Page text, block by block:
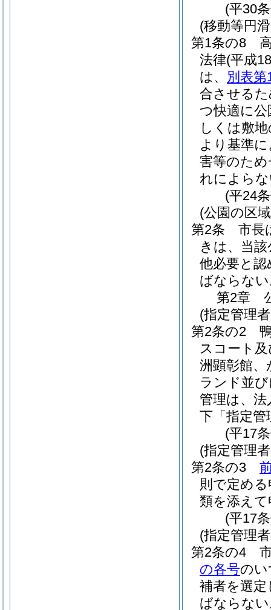
(平30
(移動等円
第1条の8
法律(平成
は、 別表第
合させる
つ快適に
しくは敷
より基準
害等のた
れによら
(平24
(公園の区
第2条
市長
きは、当
他必要と
ばならな
第2章
(指定管理
第2条の2
スコート
洲顕彰館
ランド並
管理は、
下「指定管
(平17
(指定管理
第2条の3
則で定め
類を添え
(平17
(指定管理
第2条の4
の各号のい
補者を選
ばならな